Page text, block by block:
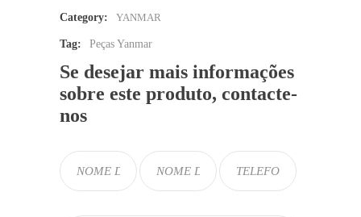
Category: YANMAR
Tag: Peças Yanmar
Se desejar mais informações
sobre este produto, contacte-
nos